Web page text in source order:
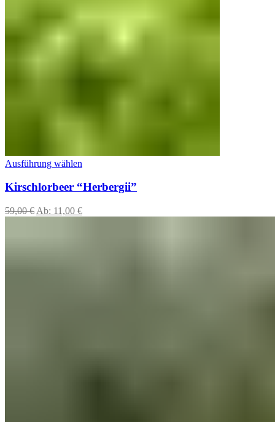
Ausführung wählen
Kirschlorbeer “Herbergii”
59,00€ Ab: 11,00 €